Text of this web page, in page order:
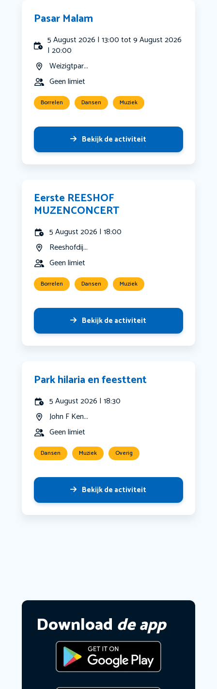
Pasar Malam
5 August 2026 | 13:00 tot 9 August 2026
| 20:00
Weizigtpar...
Geen limiet
Borrelen Dansen Muziek
Bekijk de activiteit
Eerste REESHOF
MUZENCONCERT
5 August 2026 | 18:00
Reeshofdij...
Geen limiet
Borrelen Dansen Muziek
Bekijk de activiteit
Park hilaria en feesttent
5 August 2026 | 18:30
John F Ken...
Geen limiet
Dansen Muziek Overig
Bekijk de activiteit
Download de app